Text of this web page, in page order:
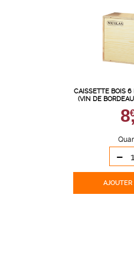
CAISSETTE BOIS 6
(VIN DE
-
AJOUTER